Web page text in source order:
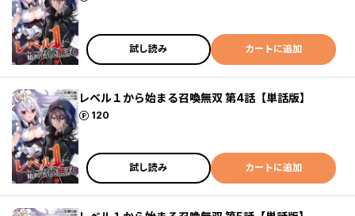
試し読み カートに追加
レベル１から始まる召喚無双 第4話【単話版】
120
ポイント
試し読み カートに追加